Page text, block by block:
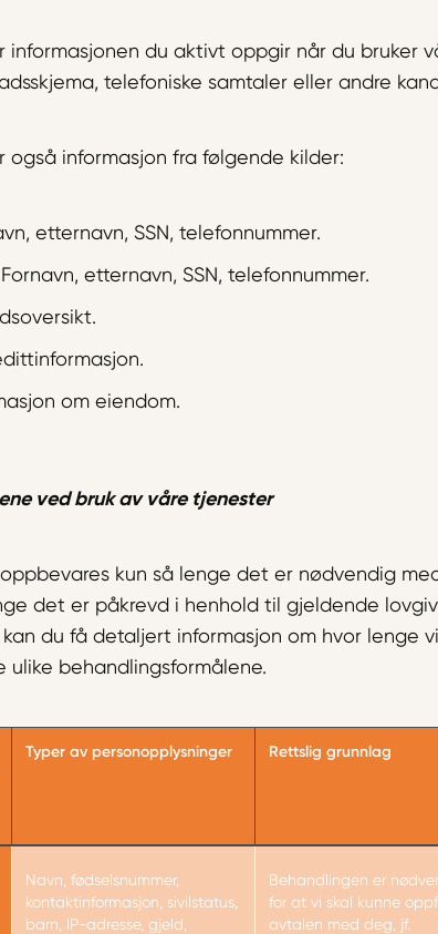
informasjonen du aktivt oppgir når du bruker
telefoniske samtaler eller andre
også informasjon fra følgende kilder:
etternavn, SSN, telefonnummer.
etternavn, SSN, telefonnummer.
om eiendom.
ved bruk av våre tjenester
kun så lenge det er nødvendig
det er påkrevd i henhold til gjeldende
du få detaljert informasjon om hvor lenge
ulike behandlingsformålene.
Typer av personopplysninger Rettslig grunnlag
Navn, fødselsnummer,
kontaktinformasjon, sivilstatus,
barn, IP-adresse, gjeld,
Behandlingen er
for at vi skal kunne
avtalen med deg, jf.